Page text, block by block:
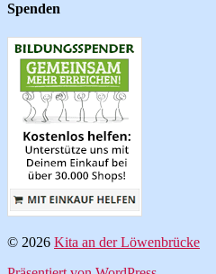
Spenden
© 2026 Kita an der Löwenbrücke